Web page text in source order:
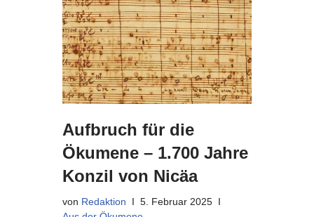
Aufbruch für die
Ökumene – 1.700 Jahre
Konzil von Nicäa
von Redaktion
5. Februar 2025